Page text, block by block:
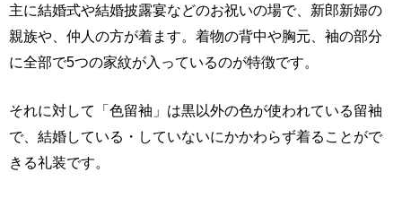
主に結婚式や結婚披露宴などのお祝いの場で、新郎新婦の
親族や、仲人の方が着ます。着物の背中や胸元、袖の部分
に全部で5つの家紋が入っているのが特徴です。
それに対して「色留袖」は黒以外の色が使われている留袖
で、結婚している・していないにかかわらず着ることがで
きる礼装です。